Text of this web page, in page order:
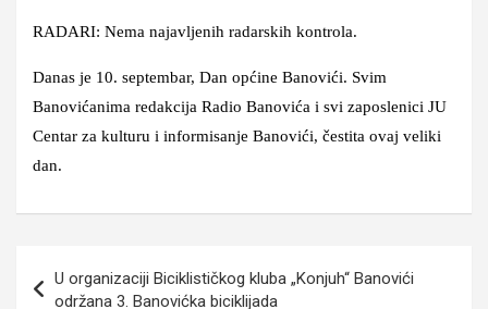
RADARI: Nema najavljenih radarskih kontrola.
Danas je 10. septembar, Dan općine Banovići. Svim
Banovićanima redakcija Radio Banovića i svi zaposlenici JU
Centar za kulturu i informisanje Banovići, čestita ovaj veliki
dan.
članaka
U organizaciji Biciklističkog kluba „Konjuh“ Banovići
održana 3. Banovićka biciklijada